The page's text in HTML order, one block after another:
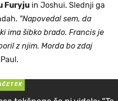
Furyju in Joshui. Slednji ga
"Napovedal sem, da
ima šibko brado. Francis je
z njim. Morda bo zdaj